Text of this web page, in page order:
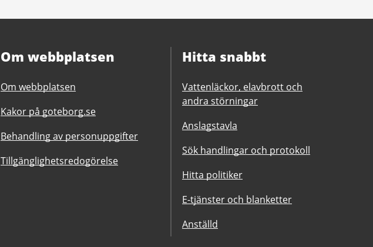
Om webbplatsen
Om webbplatsen
Kakor på goteborg.se
Behandling av personuppgifter
Tillgänglighetsredogörelse
Hitta snabbt
Vattenläckor, elavbrott och
andra störningar
Anslagstavla
Sök handlingar och protokoll
Hitta politiker
E-tjänster och blanketter
Anställd